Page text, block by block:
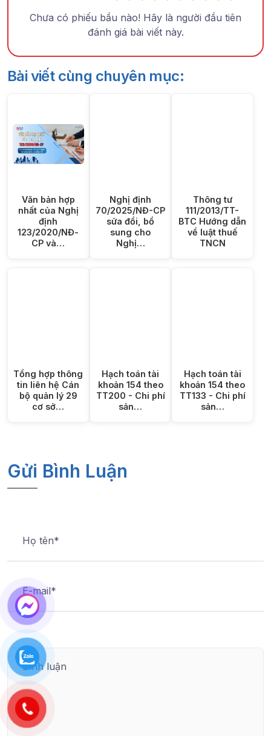
Chưa có phiếu bầu nào! Hãy là người đầu tiên
đánh giá bài viết này.
Bài viết cùng chuyên mục:
Văn bản hợp
nhất của Nghị
định
123/2020/NĐ-
CP và…
Nghị định
70/2025/NĐ-CP
sửa đổi, bổ
sung cho
Nghị…
Thông tư
111/2013/TT-
BTC Hướng dẫn
về luật thuế
TNCN
Tổng hợp thông
tin liên hệ Cán
bộ quản lý 29
cơ sở…
Hạch toán tài
khoản 154 theo
TT200 - Chi phí
sản…
Hạch toán tài
khoản 154 theo
TT133 - Chi phí
sản…
Gửi Bình Luận